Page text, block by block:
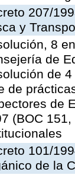
207/
y
8
de
de
de
de
(BOC
101/
de la